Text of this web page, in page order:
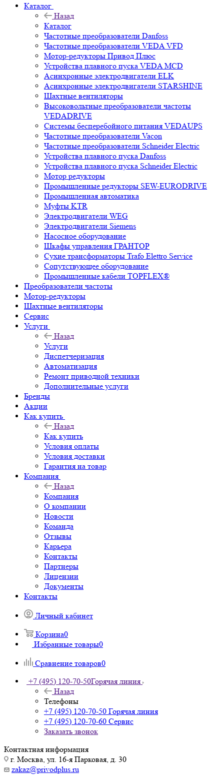
Каталог
Назад
Каталог
Частотные преобразователи Danfoss
Частотные преобразователи VEDA VFD
Мотор-редукторы Привод Плюс
Устройства плавного пуска VEDA MCD
Асинхронные электродвигатели ELK
Асинхронные электродвигатели STARSHINE
Шахтные вентиляторы
Высоковольтные преобразователи частоты
VEDADRIVE
Системы бесперебойного питания VEDAUPS
Частотные преобразователи Vacon
Частотные преобразователи Schneider Electric
Устройства плавного пуска Danfoss
Устройства плавного пуска Schneider Electric
Мотор редукторы
Промышленные редукторы SEW-EURODRIVE
Промышленная автоматика
Муфты KTR
Электродвигатели WEG
Электродвигатели Siemens
Насосное оборудование
Шкафы управления ГРАНТОР
Сухие трансформаторы Trafo Elettro Service
Сопутствующее оборудование
Промышленные кабели TOPFLEX®
Преобразователи частоты
Мотор-редукторы
Шахтные вентиляторы
Сервис
Услуги
Назад
Услуги
Диспетчеризация
Автоматизация
Ремонт приводной техники
Дополнительные услуги
Бренды
Акции
Как купить
Назад
Как купить
Условия оплаты
Условия доставки
Гарантия на товар
Компания
Назад
Компания
О компании
Новости
Команда
Отзывы
Карьера
Контакты
Партнеры
Лицензии
Документы
Контакты
Личный кабинет
Корзина0
Избранные товары0
Сравнение товаров0
+7 (495) 120-70-50Горячая линия
Назад
Телефоны
+7 (495) 120-70-50 Горячая линия
+7 (495) 120-70-60 Сервис
Заказать звонок
Контактная информация
г. Москва, ул. 16-я Парковая, д. 30
zakaz@privodplus.ru